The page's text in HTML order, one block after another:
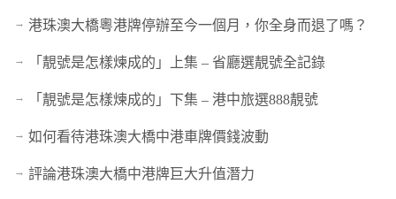
港珠澳大橋粵港牌停辦至今一個月，你全身而退了嗎？
「靚號是怎樣煉成的」上集 – 省廳選靚號全記錄
「靚號是怎樣煉成的」下集 – 港中旅選888靚號
如何看待港珠澳大橋中港車牌價錢波動
評論港珠澳大橋中港牌巨大升值潛力